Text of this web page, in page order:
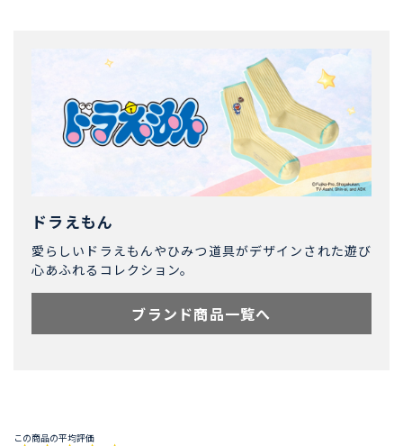
ドラえもん
愛らしいドラえもんやひみつ道具がデザインされた遊び
心あふれるコレクション。
ブランド商品一覧へ